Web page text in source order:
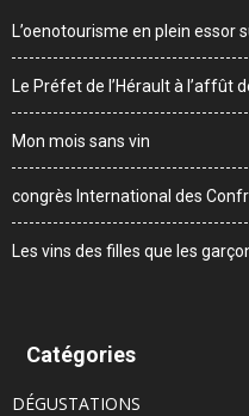
L’oenotourisme en plein essor
Le Préfet de l’Hérault à l’affût
Mon mois sans vin
congrès International des
Les vins des filles que les
Catégories
DÉGUSTATIONS